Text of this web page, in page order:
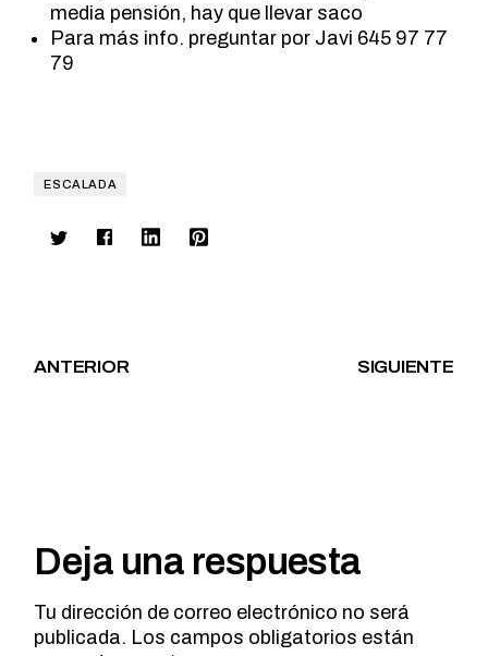
media pensión, hay que llevar saco
Para más info. preguntar por Javi 645 97 77
79
ESCALADA
ANTERIOR SIGUIENTE
Deja una respuesta
Tu dirección de correo electrónico no será
publicada. Los campos obligatorios están